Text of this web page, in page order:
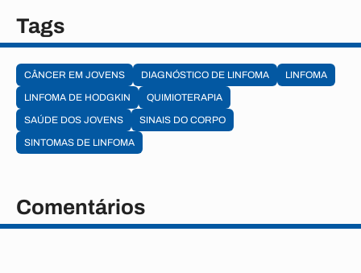
Tags
CÂNCER EM JOVENS DIAGNÓSTICO DE LINFOMA
LINFOMA
LINFOMA DE HODGKIN
QUIMIOTERAPIA
SAÚDE DOS JOVENS
SINAIS DO CORPO
SINTOMAS DE LINFOMA
Comentários